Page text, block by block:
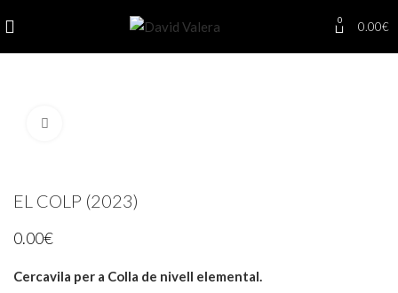
0 0.00€
EL COLP (2023)
0.00€
Cercavila per a Colla de nivell elemental.